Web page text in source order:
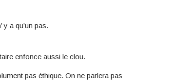
a qu’un pas.
enfonce aussi le clou.
pas éthique. On ne parlera pas